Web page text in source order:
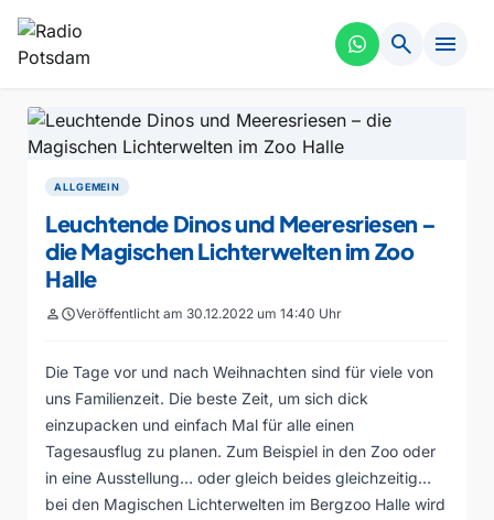
search menu
ALLGEMEIN
Leuchtende Dinos und Meeresriesen –
die Magischen Lichterwelten im Zoo
Halle
personscheduleVeröffentlicht am 30.12.2022 um 14:40 Uhr
Die Tage vor und nach Weihnachten sind für viele von
uns Familienzeit. Die beste Zeit, um sich dick
einzupacken und einfach Mal für alle einen
Tagesausflug zu planen. Zum Beispiel in den Zoo oder
in eine Ausstellung… oder gleich beides gleichzeitig…
bei den Magischen Lichterwelten im Bergzoo Halle wird